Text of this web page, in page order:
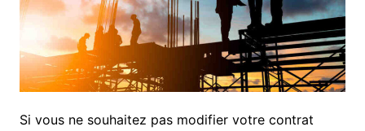
Si vous ne souhaitez pas modifier votre contrat